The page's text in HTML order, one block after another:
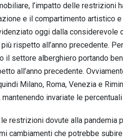
l’impatto delle restrizioni
e il compartimento artistico
oggi dalla considerevole
rispetto all’anno precedente.
settore alberghiero portando
all’anno precedente.
Milano, Roma, Venezia e
invariate le
restrizioni dovute alla pandemia
cambiamenti che potrebbe